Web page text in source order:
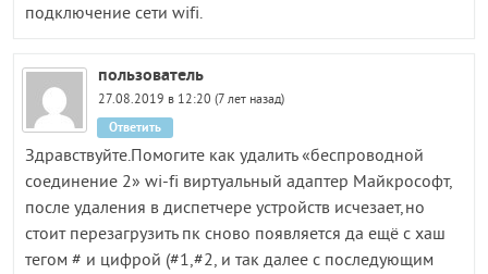
подключение сети wifi.
пользователь
27.08.2019 в 12:20 (7 лет назад)
Здравствуйте.Помогите как удалить «беспроводной
соединение 2» wi-fi виртуальный адаптер Майкрософт,
после удаления в диспетчере устройств исчезает,но
стоит перезагрузить пк сново появляется да ещё с хаш
тегом # и цифрой (#1,#2, и так далее с последующим
Ответить